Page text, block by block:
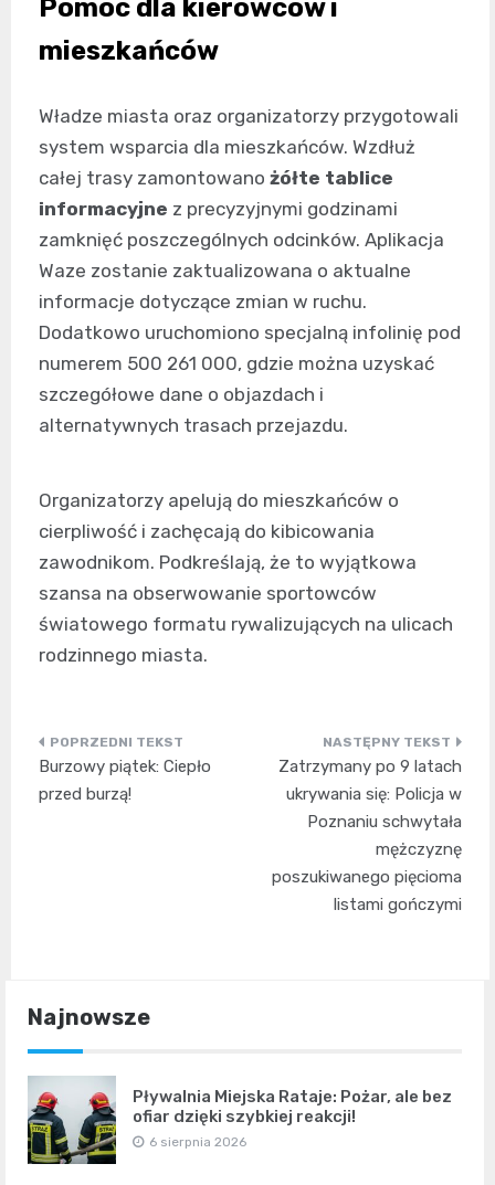
Pomoc dla kierowców i
mieszkańców
Władze miasta oraz organizatorzy przygotowali
system wsparcia dla mieszkańców. Wzdłuż
całej trasy zamontowano żółte tablice
informacyjne z precyzyjnymi godzinami
zamknięć poszczególnych odcinków. Aplikacja
Waze zostanie zaktualizowana o aktualne
informacje dotyczące zmian w ruchu.
Dodatkowo uruchomiono specjalną infolinię pod
numerem 500 261 000, gdzie można uzyskać
szczegółowe dane o objazdach i
alternatywnych trasach przejazdu.
Organizatorzy apelują do mieszkańców o
cierpliwość i zachęcają do kibicowania
zawodnikom. Podkreślają, że to wyjątkowa
szansa na obserwowanie sportowców
światowego formatu rywalizujących na ulicach
rodzinnego miasta.
Nawigacja
wpisu
Burzowy piątek: Ciepło
przed burzą!
Zatrzymany po 9 latach
ukrywania się: Policja w
Poznaniu schwytała
mężczyznę
poszukiwanego pięcioma
listami gończymi
Najnowsze
Pływalnia Miejska Rataje: Pożar, ale bez
ofiar dzięki szybkiej reakcji!
6 sierpnia 2026